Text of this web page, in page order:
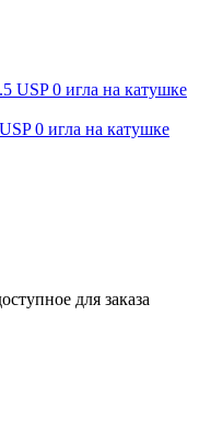
0 игла на катушке
для заказа